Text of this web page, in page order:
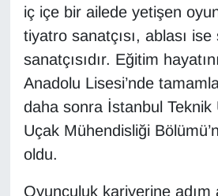
iç içe bir ailede yetişen
tiyatro sanatçısı, ablası ise
sanatçısıdır. Eğitim
Anadolu Lisesi’nde
daha sonra İstanbul Teknik
Uçak Mühendisliği
oldu.
Oyunculuk kariyerine adım
En çok konuşulanlar
GENEL
Güncel
Gündem
Haber